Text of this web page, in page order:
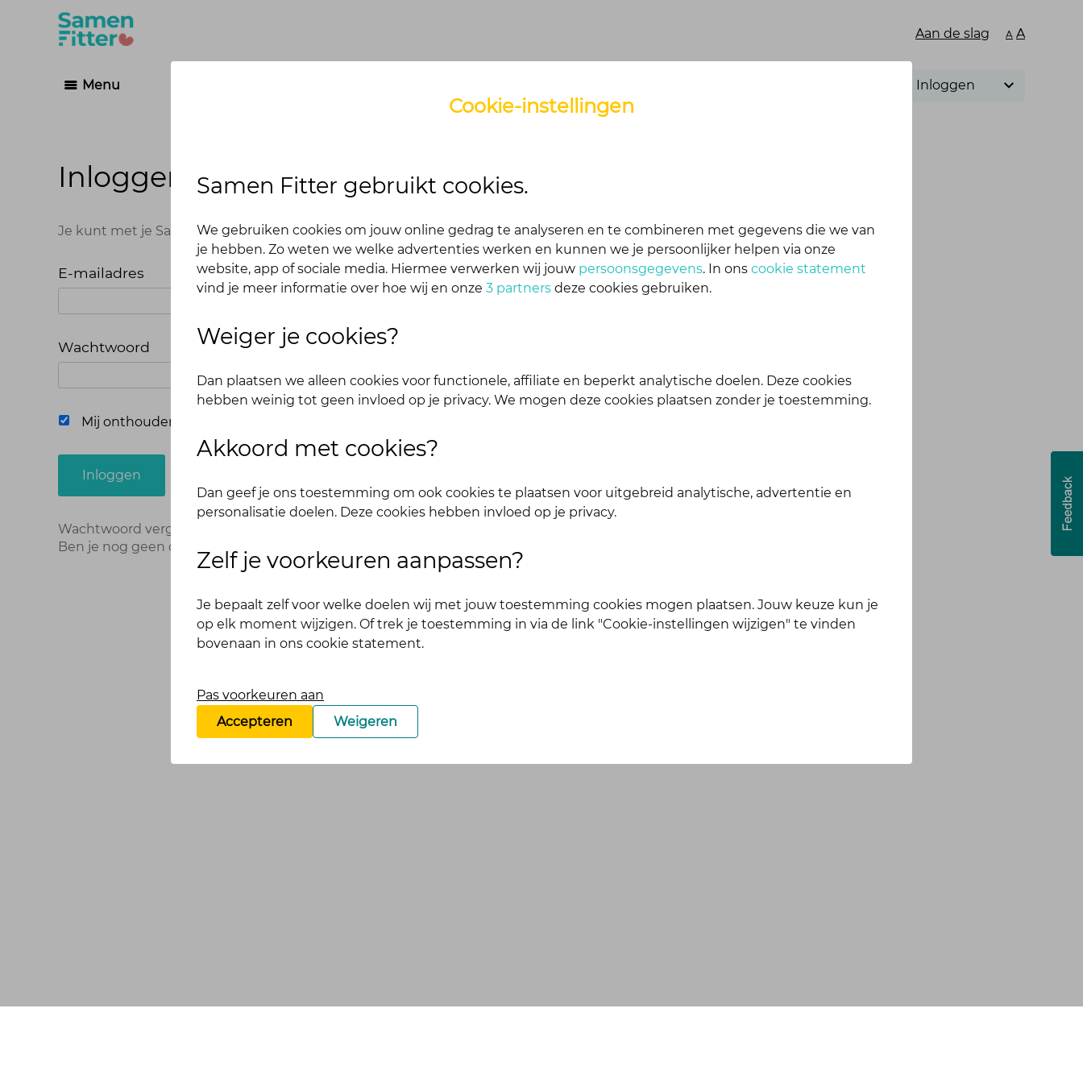
Aan de slag A A
Menu Inloggen
Inloggen
Je kunt met je Samen Fitter inloggegevens op alle onderdelen inloggen. Dus één account voor website, app en webshop.
E-mailadres
Wachtwoord
Mij onthouden
Inloggen
Wachtwoord vergeten?
Ben je nog geen deelnemer?
Cookie-instellingen
Samen Fitter gebruikt cookies.
We gebruiken cookies om jouw online gedrag te analyseren en te combineren met gegevens die we van
je hebben. Zo weten we welke advertenties werken en kunnen we je persoonlijker helpen via onze
website, app of sociale media. Hiermee verwerken wij jouw persoonsgegevens. In ons cookie statement
vind je meer informatie over hoe wij en onze 3 partners deze cookies gebruiken.
Weiger je cookies?
Dan plaatsen we alleen cookies voor functionele, affiliate en beperkt analytische doelen. Deze cookies
hebben weinig tot geen invloed op je privacy. We mogen deze cookies plaatsen zonder je toestemming.
Akkoord met cookies?
Dan geef je ons toestemming om ook cookies te plaatsen voor uitgebreid analytische, advertentie en
personalisatie doelen. Deze cookies hebben invloed op je privacy.
Zelf je voorkeuren aanpassen?
Je bepaalt zelf voor welke doelen wij met jouw toestemming cookies mogen plaatsen. Jouw keuze kun je
op elk moment wijzigen. Of trek je toestemming in via de link "Cookie-instellingen wijzigen" te vinden
bovenaan in ons cookie statement.
Pas voorkeuren aan
Accepteren
Weigeren